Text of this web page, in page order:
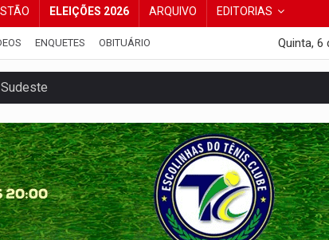
ELEIÇÕES 2026 ARQUIVO EDITORIAS
ENQUETES OBITUÁRIO Quinta, 6
tortur@